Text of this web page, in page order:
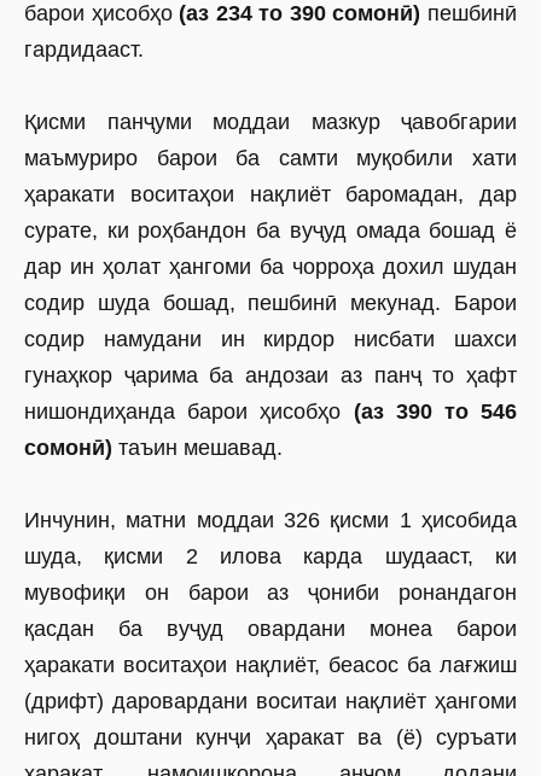
барои ҳисобҳо (аз 234 то 390 сомонӣ) пешбинӣ
гардидааст.
Қисми панҷуми моддаи мазкур ҷавобгарии
маъмуриро барои ба самти муқобили хати
ҳаракати воситаҳои нақлиёт баромадан, дар
сурате, ки роҳбандон ба вуҷуд омада бошад ё
дар ин ҳолат ҳангоми ба чорроҳа дохил шудан
содир шуда бошад, пешбинӣ мекунад. Барои
содир намудани ин кирдор нисбати шахси
гунаҳкор ҷарима ба андозаи аз панҷ то ҳафт
нишондиҳанда барои ҳисобҳо (аз 390 то 546
сомонӣ) таъин мешавад.
Инчунин, матни моддаи 326 қисми 1 ҳисобида
шуда, қисми 2 илова карда шудааст, ки
мувофиқи он барои аз ҷониби ронандагон
қасдан ба вуҷуд овардани монеа барои
ҳаракати воситаҳои нақлиёт, беасос ба лағжиш
(дрифт) даровардани воситаи нақлиёт ҳангоми
нигоҳ доштани кунҷи ҳаракат ва (ё) суръати